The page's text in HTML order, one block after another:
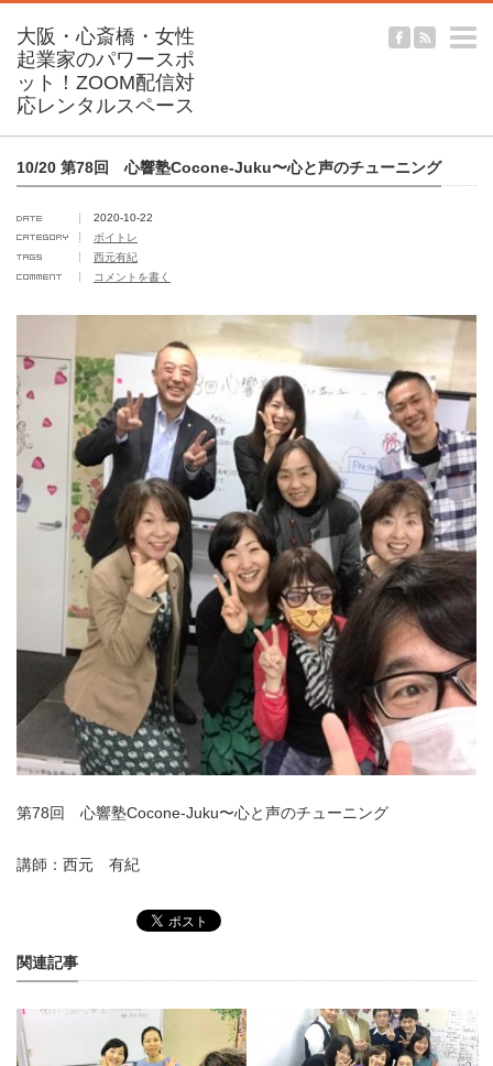
10/20 第78回 心響塾Cocone-Juku〜心と声のチューニング
2020-10-22
ボイトレ
西元有紀
コメントを書く
第78回 心響塾Cocone-Juku〜心と声のチューニング
講師：西元 有紀
関連記事